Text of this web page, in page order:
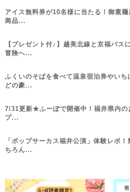
アイス無料券が10名様に当たる！御素麺
商品...
【プレゼント付♪】越美北線と京福バス
冒険へ...
ふくいのそばを食べて温泉宿泊券やいち
どの豪...
7/31更新★ふーぽで開催中！福井県内の
プ...
「ポップサーカス福井公演」体験レポ！
ちろん...